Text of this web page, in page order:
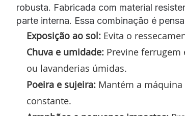
robusta. Fabricada com material
parte interna. Essa combinação é
Exposição ao sol: Evita o
Chuva e umidade: Previne ferrugem
ou lavanderias úmidas.
Poeira e sujeira: Mantém a
constante.